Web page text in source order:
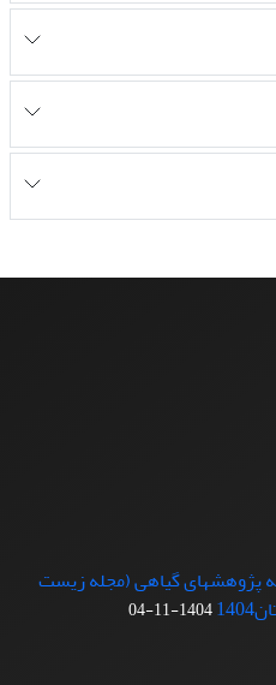
پژوهشهای گیاهی (مجله زیست
1404-11-04